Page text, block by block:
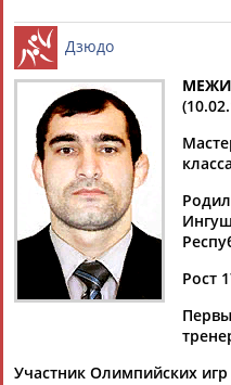
Найдено: 13181
Аслаудин
АБАЕВ
Елена
АБАИМОВА
АБАРЕНОВ
Тамилла
АБАСОВА
Дзюдо
Рост
Участник Олимпийских игр